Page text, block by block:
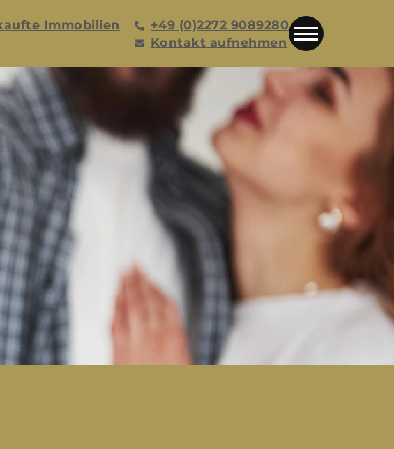
Immobilien
+49 (0)2272 9089280
Kontakt aufnehmen